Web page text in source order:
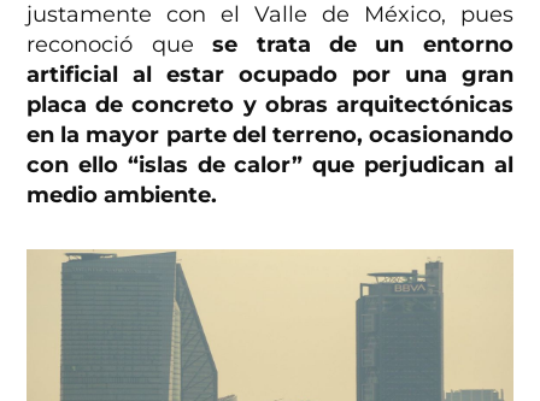
justamente con el Valle de México, pues
reconoció quese trata de un entorno
artificial al estar ocupado por una gran
placa de concreto y obras arquitectónicas
en la mayor parte del terreno, ocasionando
con ello “islas de calor” que perjudican al
medio ambiente.